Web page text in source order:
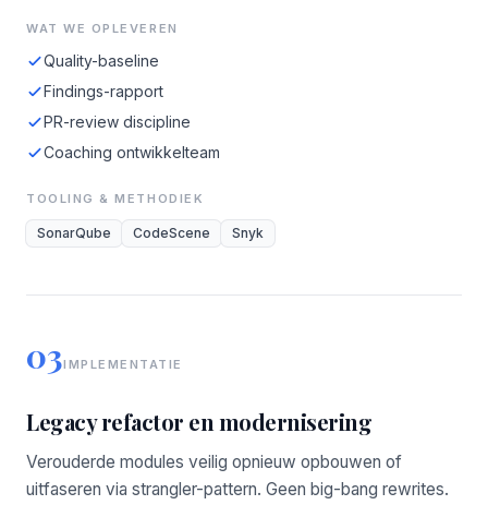
WAT WE OPLEVEREN
Quality-baseline
Findings-rapport
PR-review discipline
Coaching ontwikkelteam
TOOLING & METHODIEK
SonarQube CodeScene Snyk
03IMPLEMENTATIE
Legacy refactor en modernisering
Verouderde modules veilig opnieuw opbouwen of
uitfaseren via strangler-pattern. Geen big-bang rewrites.